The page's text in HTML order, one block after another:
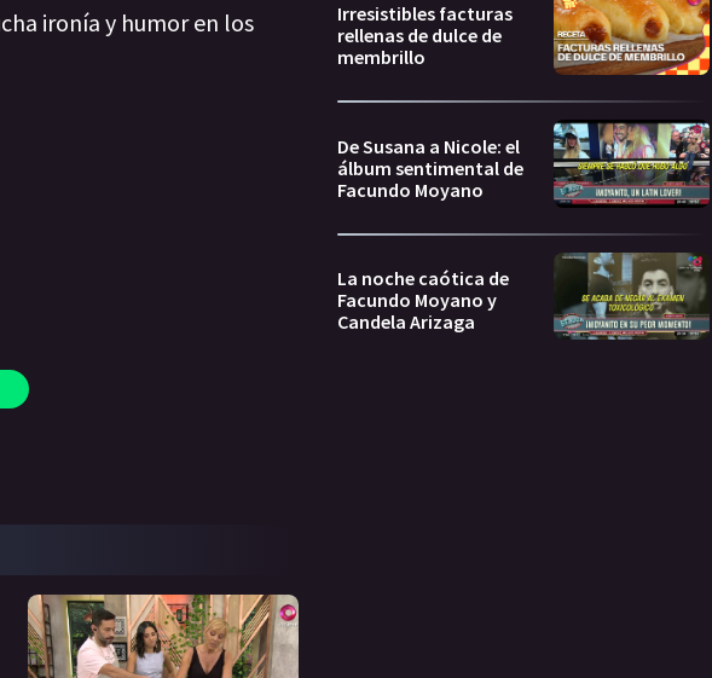
ironía y humor en los
Irresistibles facturas
rellenas de dulce de
membrillo
De Susana a Nicole: el
álbum sentimental de
Facundo Moyano
La noche caótica de
Facundo Moyano y
Candela Arizaga